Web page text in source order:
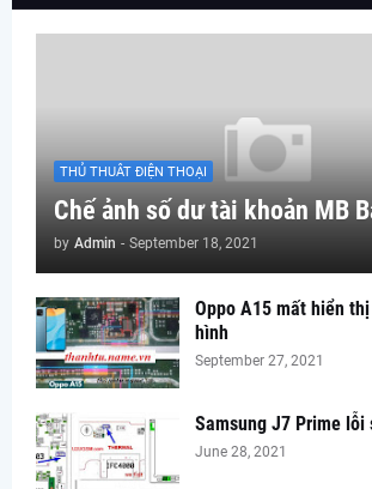
THỦ THUÂT ĐIỆN THOẠI
Chế ảnh số dư tài khoản MB
by Admin - September 18, 2021
Oppo A15 mất hiển
hình
September 27, 2021
Samsung J7 Prime lỗi
June 28, 2021